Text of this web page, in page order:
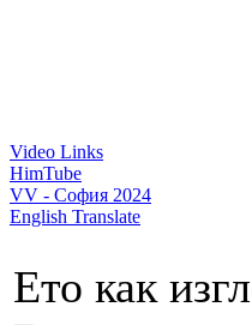
Video Links
HimTube
VV - София 2024
English Translate
Ето как